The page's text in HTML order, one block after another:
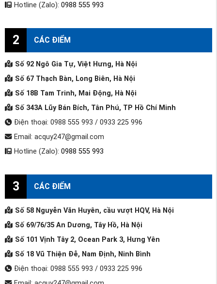
Hotline (Zalo): 0988 555 993
2 CÁC ĐIỂM
Số 92 Ngô Gia Tự, Việt Hưng, Hà Nội
Số 67 Thạch Bàn, Long Biên, Hà Nội
Số 18B Tam Trinh, Mai Động, Hà Nội
Số 343A Lũy Bán Bích, Tân Phú, TP Hồ Chí Minh
Điện thoại: 0988 555 993 / 0933 225 996
Email: acquy247@gmail.com
Hotline (Zalo): 0988 555 993
3 CÁC ĐIỂM
Số 58 Nguyễn Văn Huyên, cầu vượt HQV, Hà Nội
Số 69/76/35 An Dương, Tây Hồ, Hà Nội
Số 101 Vịnh Tây 2, Ocean Park 3, Hưng Yên
Số 18 Vũ Thiện Đễ, Nam Định, Ninh Bình
Điện thoại: 0988 555 993 / 0933 225 996